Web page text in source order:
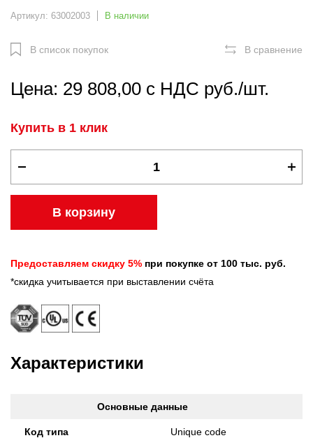
Артикул: 63002003 В наличии
В список покупок В сравнение
Цена: 29 808,00 с НДС руб./шт.
Купить в 1 клик
В корзину
Предоставляем скидку 5% при покупке от 100 тыс. руб.
*скидка учитывается при выставлении счёта
Характеристики
Основные данные
Код типа Unique code